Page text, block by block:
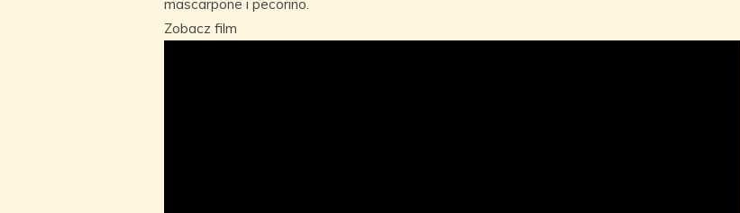
mascarpone i pecorino.
Zobacz film